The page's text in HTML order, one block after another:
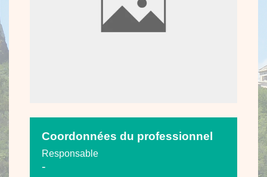
Coordonnées du professionnel
Responsable
-